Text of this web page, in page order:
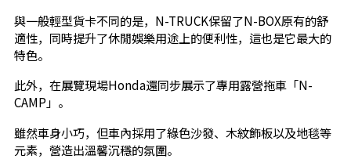
與一般輕型貨卡不同的是，N-TRUCK保留了N-BOX原有的舒
適性，同時提升了休閒娛樂用途上的便利性，這也是它最大的
特色。
此外，在展覽現場Honda還同步展示了專用露營拖車「N-
CAMP」。
雖然車身小巧，但車內採用了綠色沙發、木紋飾板以及地毯等
元素，營造出溫馨沉穩的氛圍。